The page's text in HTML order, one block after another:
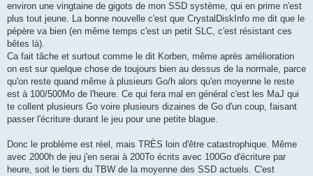
a
g
environ une vingtaine de gigots de mon SSD système, qui en prime n'est
plus tout jeune. La bonne nouvelle c'est que CrystalDiskInfo me dit que le
pépère va bien (en même temps c'est un petit SLC, c'est résistant ces
bêtes là).
Ca fait tâche et surtout comme le dit Korben, même après amélioration
on est sur quelque chose de toujours bien au dessus de la normale, parce
qu'on reste quand même à plusieurs Go/h alors qu'en moyenne le reste
est à 100/500Mo de l'heure. Ce qui fera mal en général c'est les MaJ qui
te collent plusieurs Go voire plusieurs dizaines de Go d'un coup, faisant
passer l'écriture durant le jeu pour une petite blague.
Donc le problème est réel, mais TRÈS loin d'être catastrophique. Même
avec 2000h de jeu j'en serai à 200To écrits avec 100Go d'écriture par
heure, soit le tiers du TBW de la moyenne des SSD actuels. C'est